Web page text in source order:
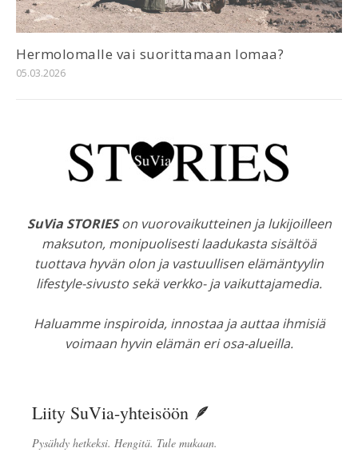
Hermolomalle vai suorittamaan lomaa?
05.03.2026
SuVia STORIESon vuorovaikutteinen ja lukijoilleen
maksuton, monipuolisesti laadukasta sisältöä
tuottava hyvän olon ja vastuullisen elämäntyylin
lifestyle-sivusto sekä verkko- ja vaikuttajamedia.
Haluamme inspiroida, innostaa ja auttaa ihmisiä
voimaan hyvin elämän eri osa-alueilla.
Liity SuVia-yhteisöön 🪶
Pysähdy hetkeksi. Hengitä. Tule mukaan.